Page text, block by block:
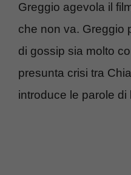
Greggio agevola il
che non va. Greggio
di gossip sia molto
presunta crisi tra
introduce le parole di